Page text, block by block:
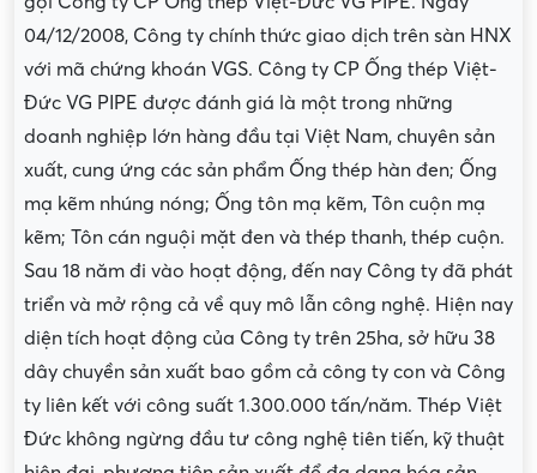
04/12/2008, Công ty chính thức giao dịch trên sàn HNX
với mã chứng khoán VGS. Công ty CP Ống thép Việt-
Đức VG PIPE được đánh giá là một trong những
doanh nghiệp lớn hàng đầu tại Việt Nam, chuyên sản
xuất, cung ứng các sản phẩm Ống thép hàn đen; Ống
mạ kẽm nhúng nóng; Ống tôn mạ kẽm, Tôn cuộn mạ
kẽm; Tôn cán nguội mặt đen và thép thanh, thép cuộn.
Sau 18 năm đi vào hoạt động, đến nay Công ty đã phát
triển và mở rộng cả về quy mô lẫn công nghệ. Hiện nay
diện tích hoạt động của Công ty trên 25ha, sở hữu 38
dây chuyền sản xuất bao gồm cả công ty con và Công
ty liên kết với công suất 1.300.000 tấn/năm. Thép Việt
Đức không ngừng đầu tư công nghệ tiên tiến, kỹ thuật